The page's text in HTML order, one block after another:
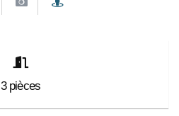
3pièces